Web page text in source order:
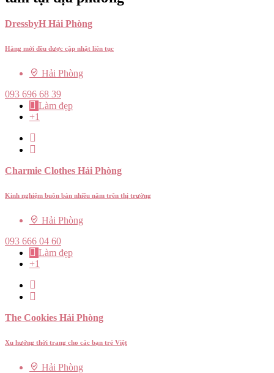
DressbyH Hải Phòng
Hàng mới đều được cập nhật liên tục
Hải Phòng
093 696 68 39
Làm đẹp
+1
Charmie Clothes Hải Phòng
Kinh nghiệm buôn bán nhiều năm trên thị trường
Hải Phòng
093 666 04 60
Làm đẹp
+1
The Cookies Hải Phòng
Xu hướng thời trang cho các bạn trẻ Việt
Hải Phòng